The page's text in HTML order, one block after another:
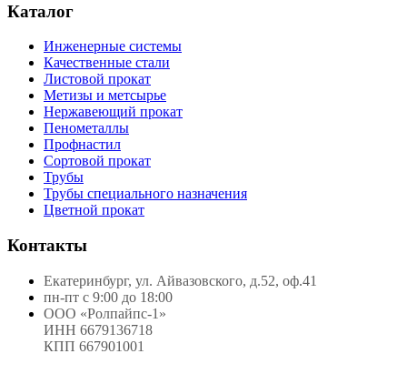
Каталог
Инженерные системы
Качественные стали
Листовой прокат
Метизы и метсырье
Нержавеющий прокат
Пенометаллы
Профнастил
Сортовой прокат
Трубы
Трубы специального назначения
Цветной прокат
Контакты
Екатеринбург, ул. Айвазовского, д.52, оф.41
пн-пт с 9:00 до 18:00
ООО «Ролпайпс-1»
ИНН 6679136718
КПП 667901001